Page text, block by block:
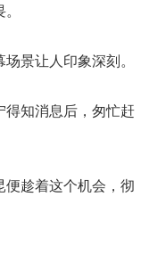
景让人印象深刻。
得知消息后，匆忙赶
便趁着这个机会，彻